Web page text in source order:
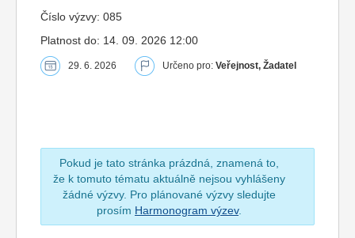
Číslo výzvy: 085
Platnost do: 14. 09. 2026 12:00
29. 6. 2026 Určeno pro: Veřejnost, Žadatel
Pokud je tato stránka prázdná, znamená to,
že k tomuto tématu aktuálně nejsou vyhlášeny
žádné výzvy. Pro plánované výzvy sledujte
prosím Harmonogram výzev.